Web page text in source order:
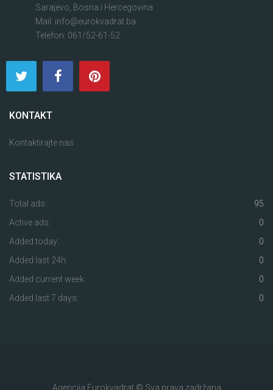
Sarajevo, Bosna i Hercegovina
Mail: info@eurokvadrat.ba
Telefon: 061/52-61-52
KONTAKT
Kontaktirajte nas
STATISTIKA
Total ads:
95
Active ads:
0
Added today:
0
Added last 24h:
0
Added current week:
0
Added last 7 days:
0
Agencija Eurokvadrat © Sva prava zadržana